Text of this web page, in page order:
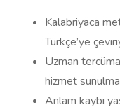
Kalabriyaca
Türkçe’ye
Uzman
hizmet
Anlam kaybı